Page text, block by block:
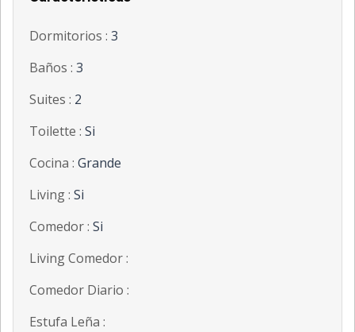
Dormitorios : 3
Baños : 3
Suites : 2
Toilette : Si
Cocina : Grande
Living : Si
Comedor : Si
Living Comedor :
Comedor Diario :
Estufa Leña :